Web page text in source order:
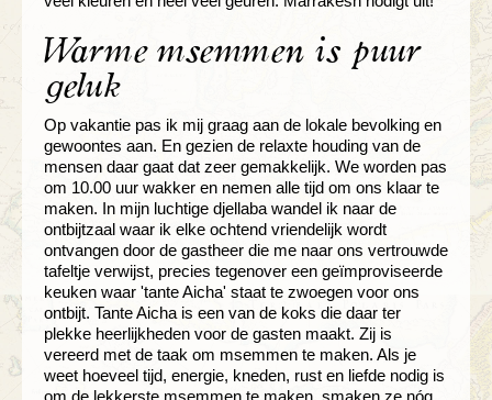
Warme msemmen is puur
geluk
Op vakantie pas ik mij graag aan de lokale bevolking en
gewoontes aan. En gezien de relaxte houding van de
mensen daar gaat dat zeer gemakkelijk. We worden pas
om 10.00 uur wakker en nemen alle tijd om ons klaar te
maken. In mijn luchtige djellaba wandel ik naar de
ontbijtzaal waar ik elke ochtend vriendelijk wordt
ontvangen door de gastheer die me naar ons vertrouwde
tafeltje verwijst, precies tegenover een geïmproviseerde
keuken waar 'tante Aicha' staat te zwoegen voor ons
ontbijt. Tante Aicha is een van de koks die daar ter
plekke heerlijkheden voor de gasten maakt. Zij is
vereerd met de taak om msemmen te maken. Als je
weet hoeveel tijd, energie, kneden, rust en liefde nodig is
om de lekkerste msemmen te maken, smaken ze nóg